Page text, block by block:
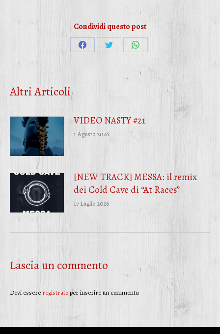
Condividi questo post
CondividiCondividi
Twitter
Condividi
Altri Articoli
VIDEO NASTY #21
1 Agosto 2026
[NEW TRACK] MESSA: il remix
dei Cold Cave di “At Races”
17 Luglio 2026
Lascia un commento
Devi essere registratoper inserire un commento.